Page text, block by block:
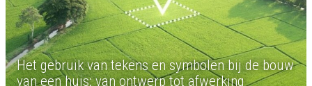
Het gebruik van tekens en symbolen bij de bouw
van een huis: van ontwerp tot afwerking